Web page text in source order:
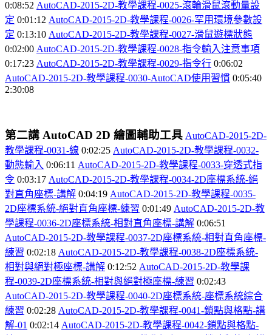
0:08:52 AutoCAD-2015-2D-教學課程-0025-滾輪滑鼠滾動量設
定 0:01:12 AutoCAD-2015-2D-教學課程-0026-罕用環境參數設
定 0:13:10 AutoCAD-2015-2D-教學課程-0027-滑鼠遊標狀態
0:02:00 AutoCAD-2015-2D-教學課程-0028-指令輸入注意事項
0:17:23 AutoCAD-2015-2D-教學課程-0029-指令行 0:06:02
AutoCAD-2015-2D-教學課程-0030-AutoCAD使用習慣 0:05:40
2:30:08
第二講 AutoCAD 2D 繪圖輔助工具 AutoCAD-2015-2D-
教學課程-0031-線 0:02:25 AutoCAD-2015-2D-教學課程-0032-
動態輸入 0:06:11 AutoCAD-2015-2D-教學課程-0033-穿透式指
令 0:03:17 AutoCAD-2015-2D-教學課程-0034-2D座標系統-絕
對直角座標-講解 0:04:19 AutoCAD-2015-2D-教學課程-0035-
2D座標系統-絕對直角座標-練習 0:01:49 AutoCAD-2015-2D-教
學課程-0036-2D座標系統-相對直角座標-講解 0:06:51
AutoCAD-2015-2D-教學課程-0037-2D座標系統-相對直角座標-
練習 0:02:18 AutoCAD-2015-2D-教學課程-0038-2D座標系統-
相對與絕對極座標-講解 0:12:52 AutoCAD-2015-2D-教學課
程-0039-2D座標系統-相對與絕對極座標-練習 0:02:43
AutoCAD-2015-2D-教學課程-0040-2D座標系統-座標系統綜合
練習 0:02:28 AutoCAD-2015-2D-教學課程-0041-鎖點與格點-講
解-01 0:02:14 AutoCAD-2015-2D-教學課程-0042-鎖點與格點-